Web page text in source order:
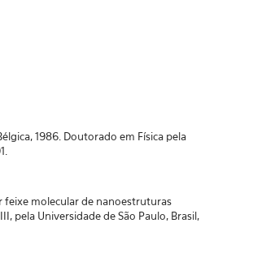
1986. Doutorado em Física pela
feixe molecular de nanoestruturas
pela Universidade de São Paulo, Brasil,